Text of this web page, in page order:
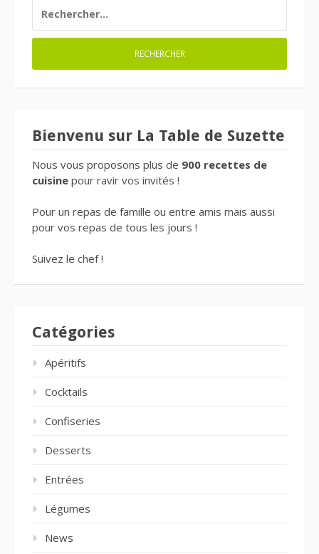
Bienvenu sur La Table de Suzette
Nous vous proposons plus de 900 recettes de
cuisine pour ravir vos invités !
Pour un repas de famille ou entre amis mais aussi
pour vos repas de tous les jours !
Suivez le chef !
Catégories
Apéritifs
Cocktails
Confiseries
Desserts
Entrées
Légumes
News